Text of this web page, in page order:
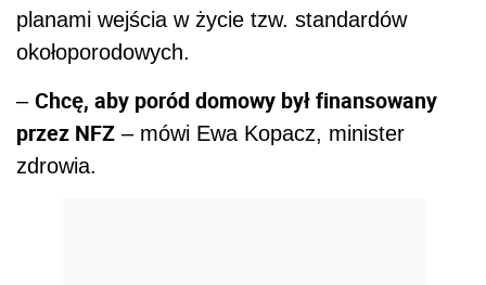
planami wejścia w życie tzw. standardów
okołoporodowych.
– Chcę, aby poród domowy był finansowany
przez NFZ – mówi Ewa Kopacz, minister
zdrowia.